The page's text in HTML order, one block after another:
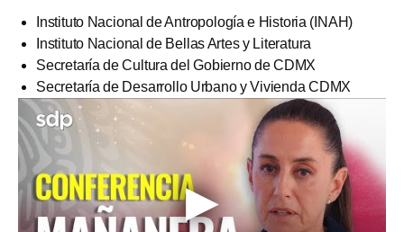
Instituto Nacional de Antropología e Historia (INAH)
Instituto Nacional de Bellas Artes y Literatura
Secretaría de Cultura del Gobierno de CDMX
Secretaría de Desarrollo Urbano y Vivienda CDMX